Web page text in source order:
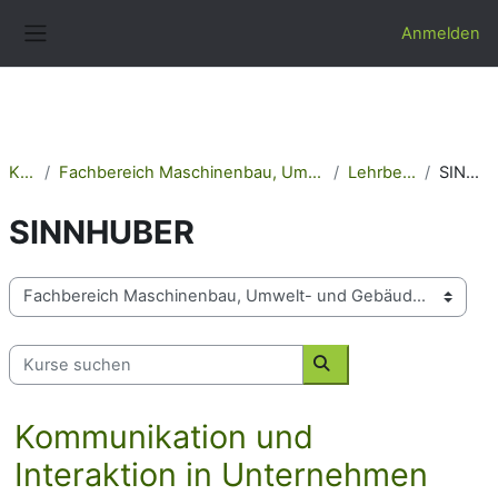
Anmelden
Kurse Fachbereich Maschinenbau, Umwelt- und Gebäudetechnik Lehrbeauftragte SINNHUBER
SINNHUBER
Kursbereiche
Kurse suchen
Kurse suchen
Kommunikation und
Interaktion in Unternehmen